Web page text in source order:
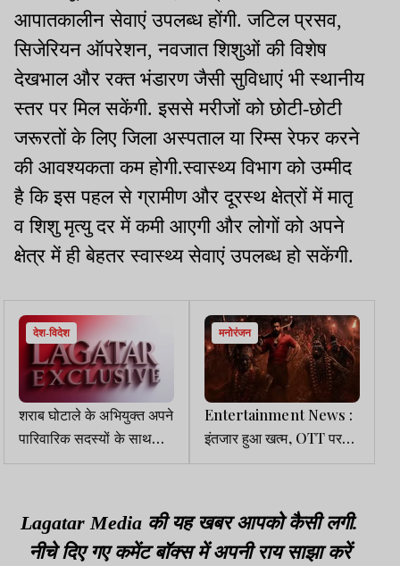
आपातकालीन सेवाएं उपलब्ध होंगी. जटिल प्रसव,
सिजेरियन ऑपरेशन, नवजात शिशुओं की विशेष
देखभाल और रक्त भंडारण जैसी सुविधाएं भी स्थानीय
स्तर पर मिल सकेंगी. इससे मरीजों को छोटी-छोटी
जरूरतों के लिए जिला अस्पताल या रिम्स रेफर करने
की आवश्यकता कम होगी.स्वास्थ्य विभाग को उम्मीद
है कि इस पहल से ग्रामीण और दूरस्थ क्षेत्रों में मातृ
व शिशु मृत्यु दर में कमी आएगी और लोगों को अपने
क्षेत्र में ही बेहतर स्वास्थ्य सेवाएं उपलब्ध हो सकेंगी.
देश-विदेश
शराब घोटाले के अभियुक्त अपने
पारिवारिक सदस्यों के साथ
छत्तीसगढ़ के तत्कालीन CM
मनोरंजन
Entertainment News :
इंतजार हुआ खत्म, OTT पर
जल्द रिलीज होगी सूर्या-तृषा की
Lagatar Media की यह खबर आपको कैसी लगी.
नीचे दिए गए कमेंट बॉक्स में अपनी राय साझा करें